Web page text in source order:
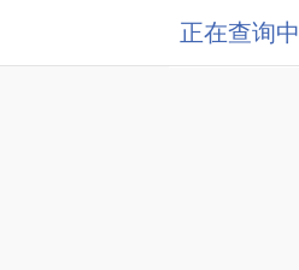
正在查询中